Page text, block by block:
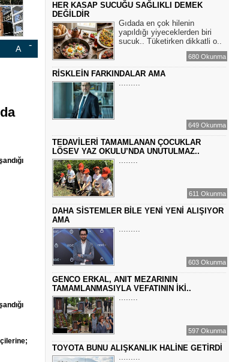
A
Mr.Hiko...
KORKU VE ŞÜPHE
DÜŞMANLARINIZDIR...
Çiğdem Yorgancıoğlu
İkilikli ve İkircikli Tabiat Diyalektiğinde
Mobius Spiral Mucizeler, Akış ve Doğa
Döngüsünün Bilgeliği...
GEÇMİŞİN SIRLARINA VAKIF OLUN
EMİR EMİRHANOĞLU
BAYRAMDA ARA VERİN
MACİT SOYDAN
DÜNYANIN MERKEZİNDE YAŞADIĞINI
SANANLAR...
HER KASAP SUCUĞU SAĞLIKLI DEMEK
DEĞİLDİR
Gıdada en çok hilenin
yapıldığı yiyeceklerden biri
sucuk.. Tüketirken dikkatli o..
680 Okunma
RİSKLEİN FARKINDALAR AMA
.........
649 Okunma
TEDAVİLERİ TAMAMLANAN ÇOCUKLAR
LÖSEV YAZ OKULU’NDA UNUTULMAZ..
........
611 Okunma
DAHA SİSTEMLER BİLE YENİ YENİ ALIŞIYOR
AMA
.........
603 Okunma
GENCO ERKAL, ANIT MEZARININ
TAMAMLANMASIYLA VEFATININ İKİ..
........
597 Okunma
TOYOTA BUNU ALIŞKANLIK HALİNE GETİRDİ
.........